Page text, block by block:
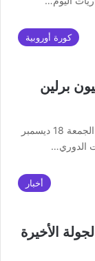
كورة أوروبية
برلين
يحل بروسيا دورتموند ضيفاً على يونيون برلين مساء الجمعة 18 ديسمبر
أخبار
الأخيرة